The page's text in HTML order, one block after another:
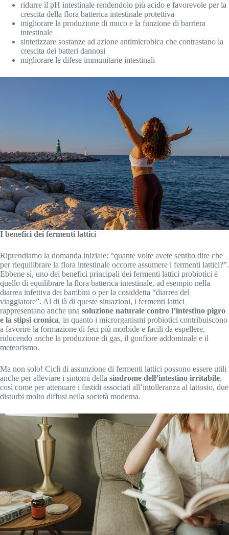
ridurre il pH intestinale rendendolo più acido e favorevole per la
crescita della flora batterica intestinale protettiva
migliorare la produzione di muco e la funzione di barriera
intestinale
sintetizzare sostanze ad azione antimicrobica che contrastano la
crescita dei batteri dannosi
migliorare le difese immunitarie intestinali
I benefici dei fermenti lattici
Riprendiamo la domanda iniziale: “quante volte avete sentito dire che
per riequilibrare la flora intestinale occorre assumere i fermenti lattici?”.
Ebbene sì, uno dei benefici principali dei fermenti lattici probiotici è
quello di equilibrare la flora batterica intestinale, ad esempio nella
diarrea infettiva dei bambini o per la cosiddetta “diarrea del
viaggiatore”. Al di là di queste situazioni, i fermenti lattici
rappresentano anche una soluzione naturale contro l’intestino pigro
e la stipsi cronica, in quanto i microrganismi probiotici contribuiscono
a favorire la formazione di feci più morbide e facili da espellere,
riducendo anche la produzione di gas, il gonfiore addominale e il
meteorismo.
Ma non solo! Cicli di assunzione di fermenti lattici possono essere utili
anche per alleviare i sintomi della sindrome dell’intestino irritabile,
così come per attenuare i fastidi associati all’intolleranza al lattosio, due
disturbi molto diffusi nella società moderna.